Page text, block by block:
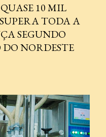
10 MIL
TODA A
SEGUNDO
NORDESTE